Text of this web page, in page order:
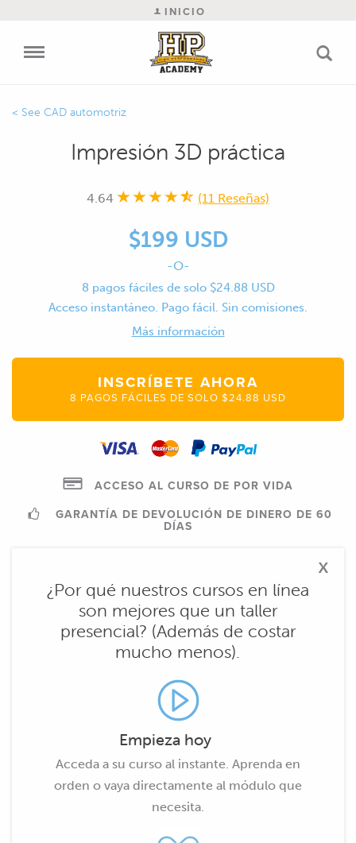
INICIO
CAD automotriz
Impresión 3D práctica
4.64 (11 Reseñas)
$199 USD
-O-
8 pagos fáciles de solo $24.88 USD
Acceso instantáneo. Pago fácil. Sin comisiones.
Más información
INSCRÍBETE AHORA
8 PAGOS FÁCILES DE SOLO $24.88 USD
ACCESO AL CURSO DE POR VIDA
GARANTÍA DE DEVOLUCIÓN DE DINERO DE 60
DÍAS
x
¿Por qué nuestros cursos en línea
son mejores que un taller
presencial? (Además de costar
mucho menos).
Empieza hoy
Acceda a su curso al instante. Aprenda en
orden o vaya directamente al módulo que
necesita.